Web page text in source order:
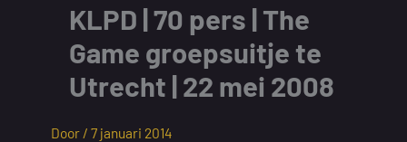
KLPD | 70 pers | The
Game groepsuitje te
Utrecht | 22 mei 2008
Door / 7 januari 2014